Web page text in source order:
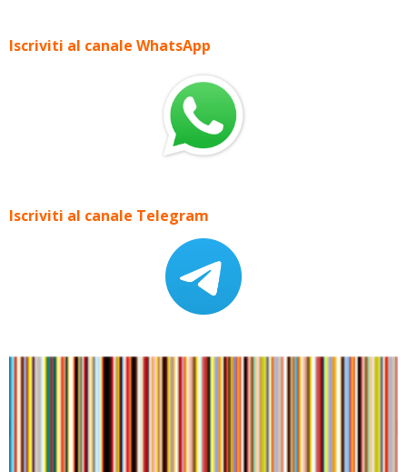
Iscriviti al canale WhatsApp
Iscriviti al canale Telegram